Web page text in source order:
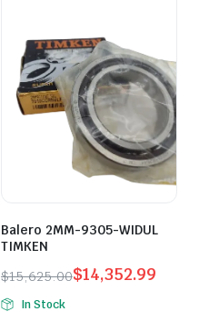
Balero 2MM-9305-WIDUL
TIMKEN
$15,625.00$14,352.99
In Stock